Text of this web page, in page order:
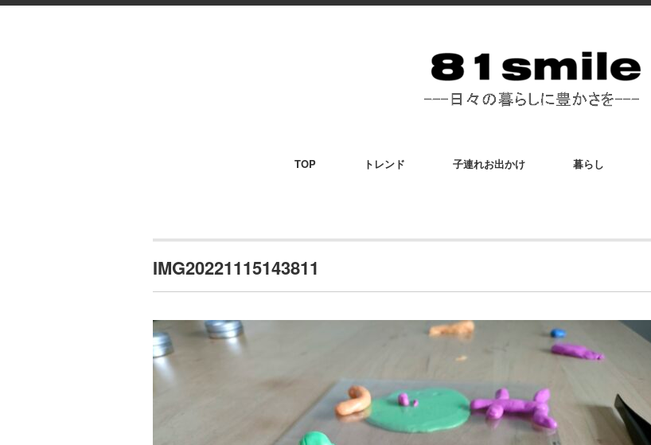
TOP トレンド 子連れお出かけ 暮らし
IMG20221115143811